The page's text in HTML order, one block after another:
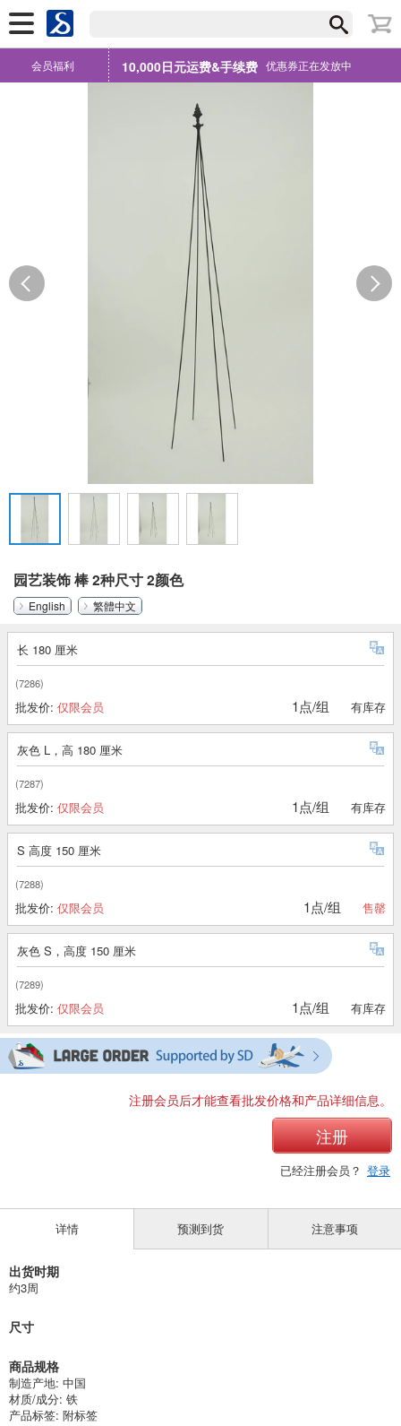
会员福利 10,000日元运费&手续费 优惠券正在发放中
园艺装饰 棒 2种尺寸 2颜色
English 繁體中文
长 180 厘米
(7286)
批发价: 仅限会员 1点/组 有库存
灰色 L，高 180 厘米
(7287)
批发价: 仅限会员 1点/组 有库存
S 高度 150 厘米
(7288)
批发价: 仅限会员 1点/组 售罄
灰色 S，高度 150 厘米
(7289)
批发价: 仅限会员 1点/组 有库存
注册会员后才能查看批发价格和产品详细信息。
注册
已经注册会员？ 登录
详情
出货时期
约3周
尺寸
商品规格
制造产地: 中国
材质/成分: 铁
产品标签: 附标签
预测到货 注意事项